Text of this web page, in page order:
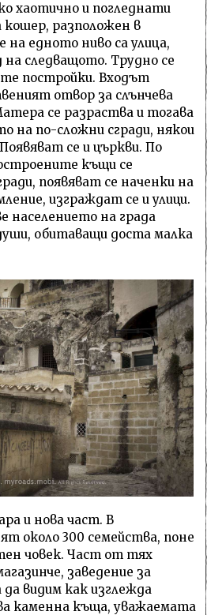
хаотично и погледнати
разположен в
едното ниво са улица,
на следващото. Трудно се
постройки. Входът
отвор за слънчева
се разраства и тогава
на по-сложни сгради, някои
се и църкви. По
къщи се
появяват се наченки на
изграждат се и улици.
населението на града
обитаващи доста малка
и нова част. В
около 300 семейства, поне
човек. Част от тях
заведение за
да видим как изглежда
каменна къща, уважаемата